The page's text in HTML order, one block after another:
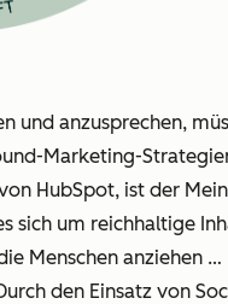
und anzusprechen,
Marketing-
HubSpot, ist der
sich um reichhaltige
Menschen anziehen …
den Einsatz von